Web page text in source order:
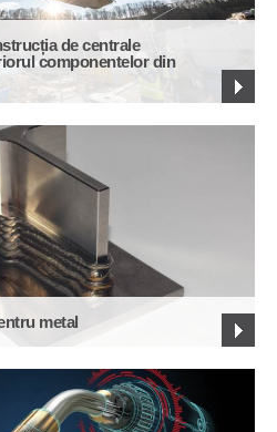
de centrale
componentelor din
metal